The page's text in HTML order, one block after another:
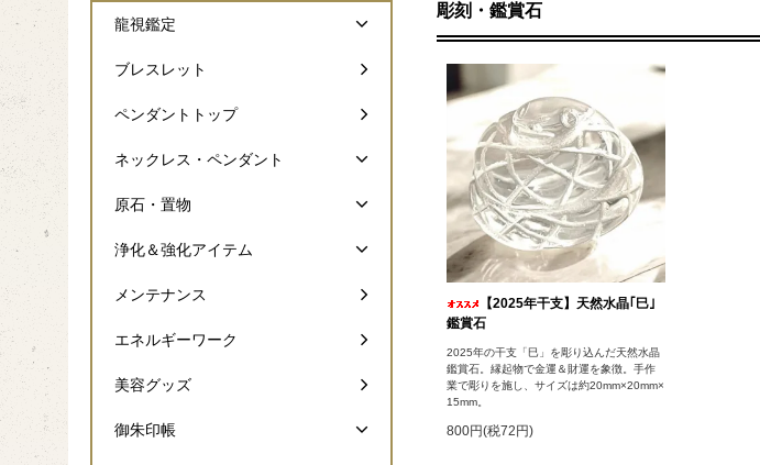
彫刻・鑑賞石
【2025年干支】天然水晶｢巳｣
鑑賞石
2025年の干支「巳」を彫り込んだ天然水晶
鑑賞石。縁起物で金運＆財運を象徴。手作
業で彫りを施し、サイズは約20mm×20mm×
15mm。
800円(税72円)
龍視鑑定
ブレスレット
ペンダントトップ
ネックレス・ペンダント
原石・置物
浄化＆強化アイテム
メンテナンス
エネルギーワーク
美容グッズ
御朱印帳